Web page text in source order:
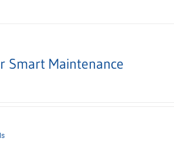
Smart Maintenance